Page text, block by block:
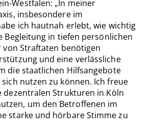
Westfalen: „In meiner
insbesondere im
ich hautnah erlebt, wie wichtig
Begleitung in tiefen persönlichen
von Straftaten benötigen
und eine verlässliche
die staatlichen Hilfsangebote
nutzen zu können. Ich freue
dezentralen Strukturen in Köln
um den Betroffenen im
starke und hörbare Stimme zu